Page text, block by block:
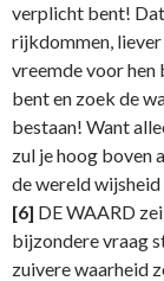
verplicht bent!
rijkdommen,
vreemde voor
bent en zoek de
bestaan! Want
zul je hoog boven
de wereld
[6] DE WAARD
bijzondere vraag
zuivere waarheid